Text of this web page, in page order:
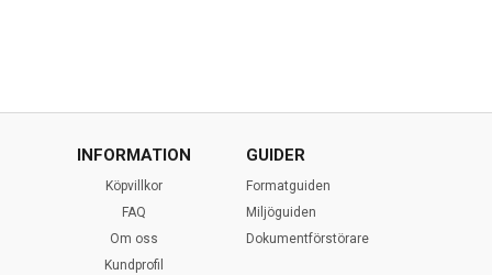
INFORMATION
Köpvillkor
FAQ
Om oss
Kundprofil
GUIDER
Formatguiden
Miljöguiden
Dokumentförstörare